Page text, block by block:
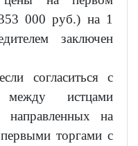
000 руб.) на 1
заключен
согласиться с
истцами
направленных на
торгами с